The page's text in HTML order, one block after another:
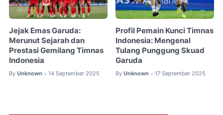
Jejak Emas Garuda:
Merunut Sejarah dan
Prestasi Gemilang Timnas
Indonesia
By Unknown • 14 September 2025
Profil Pemain Kunci Timnas
Indonesia: Mengenal
Tulang Punggung Skuad
Garuda
By Unknown • 17 September 2025